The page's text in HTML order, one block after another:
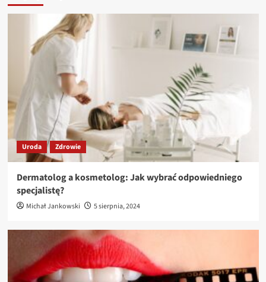
Uroda Zdrowie
Dermatolog a kosmetolog: Jak wybrać odpowiedniego
specjalistę?
Michał Jankowski 5 sierpnia, 2024